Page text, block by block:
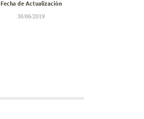
Fecha de Actualización
30/06/2019